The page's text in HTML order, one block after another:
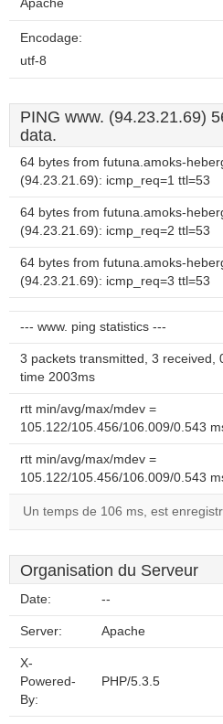
Apache
Encodage:
utf-8
PING www. (94.23.21.69)
data.
64 bytes from futuna.amoks-
(94.23.21.69): icmp_req=1 ttl=53
64 bytes from futuna.amoks-
(94.23.21.69): icmp_req=2 ttl=53
64 bytes from futuna.amoks-
(94.23.21.69): icmp_req=3 ttl=53
--- www. ping statistics ---
3 packets transmitted, 3 received,
time 2003ms
rtt min/avg/max/mdev =
105.122/105.456/106.009/0.543
rtt min/avg/max/mdev =
105.122/105.456/106.009/0.543
Un temps de 106 ms, est
Organisation du Serveur
Date: --
Server: Apache
X-
Powered-
By:
PHP/5.3.5